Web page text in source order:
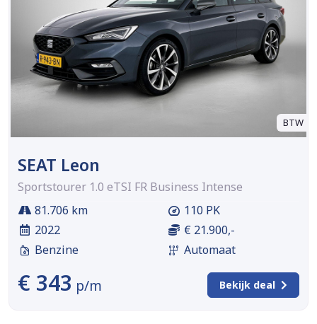
BTW
SEAT Leon
Sportstourer 1.0 eTSI FR Business Intense
81.706 km
2022
Benzine
110 PK
€ 21.900,-
Automaat
€ 343 p/m Bekijk deal